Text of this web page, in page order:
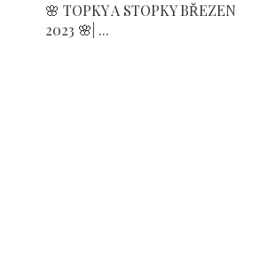
🌸 TOPKY A STOPKY BŘEZEN
2023 🌸| ...